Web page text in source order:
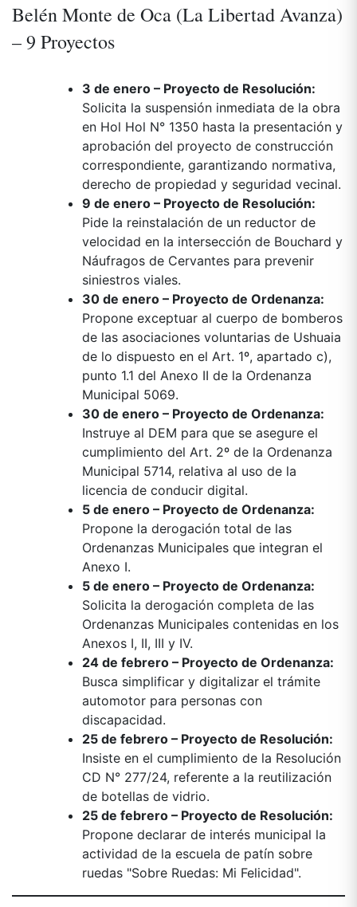
Belén Monte de Oca (La Libertad Avanza)
– 9 Proyectos
3 de enero – Proyecto de Resolución:
Solicita la suspensión inmediata de la obra
en Hol Hol N° 1350 hasta la presentación y
aprobación del proyecto de construcción
correspondiente, garantizando normativa,
derecho de propiedad y seguridad vecinal.
9 de enero – Proyecto de Resolución:
Pide la reinstalación de un reductor de
velocidad en la intersección de Bouchard y
Náufragos de Cervantes para prevenir
siniestros viales.
30 de enero – Proyecto de Ordenanza:
Propone exceptuar al cuerpo de bomberos
de las asociaciones voluntarias de Ushuaia
de lo dispuesto en el Art. 1º, apartado c),
punto 1.1 del Anexo II de la Ordenanza
Municipal 5069.
30 de enero – Proyecto de Ordenanza:
Instruye al DEM para que se asegure el
cumplimiento del Art. 2º de la Ordenanza
Municipal 5714, relativa al uso de la
licencia de conducir digital.
5 de enero – Proyecto de Ordenanza:
Propone la derogación total de las
Ordenanzas Municipales que integran el
Anexo I.
5 de enero – Proyecto de Ordenanza:
Solicita la derogación completa de las
Ordenanzas Municipales contenidas en los
Anexos I, II, III y IV.
24 de febrero – Proyecto de Ordenanza:
Busca simplificar y digitalizar el trámite
automotor para personas con
discapacidad.
25 de febrero – Proyecto de Resolución:
Insiste en el cumplimiento de la Resolución
CD N° 277/24, referente a la reutilización
de botellas de vidrio.
25 de febrero – Proyecto de Resolución:
Propone declarar de interés municipal la
actividad de la escuela de patín sobre
ruedas "Sobre Ruedas: Mi Felicidad".